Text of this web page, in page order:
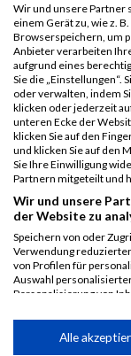
Wir und unsere Partner
einem Gerät zu, wie z.
Browserspeichern, um
Anbieter verarbeiten
aufgrund eines
Sie die „Einstellungen“.
oder verwalten, indem
klicken oder jederzeit
unteren Ecke der
klicken Sie auf den
und klicken Sie auf den
Sie Ihre Einwilligung
Partnern mitgeteilt und
Wir und unsere
der Website zu
Speichern von oder
Verwendung
von Profilen für
Auswahl
Personalisierung von
Performance von
Kombinationen von
Alle